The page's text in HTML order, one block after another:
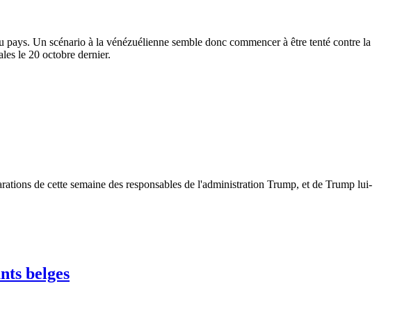
Un scénario à la vénézuélienne semble donc commencer à être tenté contre la
le 20 octobre dernier.
de cette semaine des responsables de l'administration Trump, et de Trump lui-
belges